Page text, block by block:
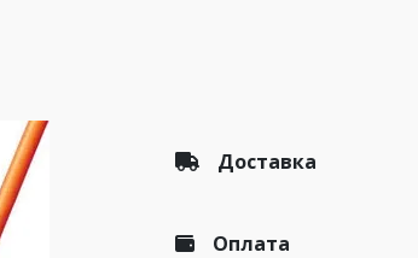
Доставка
Оплата